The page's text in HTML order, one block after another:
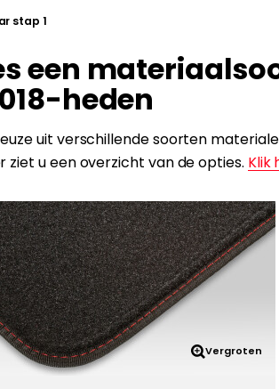
stap 1
een
heden
uit verschillende soorten
ziet u een overzicht van de opties. Klik
Vergroten